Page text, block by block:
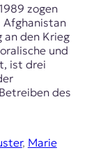
zogen
Afghanistan
an den Krieg
und
ist drei
des
, Marie